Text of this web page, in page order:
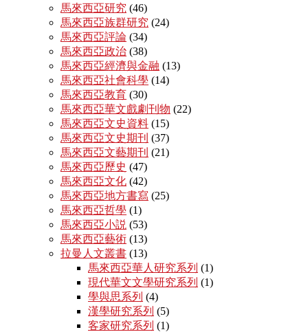
馬來西亞研究 (46)
馬來西亞族群研究 (24)
馬來西亞評論 (34)
馬來西亞政治 (38)
馬來西亞經濟與金融 (13)
馬來西亞社會科學 (14)
馬來西亞教育 (30)
馬來西亞華文戲劇刊物 (22)
馬來西亞文史資料 (15)
馬來西亞文史期刊 (37)
馬來西亞文藝期刊 (21)
馬來西亞歷史 (47)
馬來西亞文化 (42)
馬來西亞地方書寫 (25)
馬來西亞哲學 (1)
馬來西亞小説 (53)
馬來西亞藝術 (13)
拉曼人文叢書 (13)
馬來西亞華人研究系列 (1)
現代華文文學研究系列 (1)
學與思系列 (4)
漢學研究系列 (5)
客家研究系列 (1)